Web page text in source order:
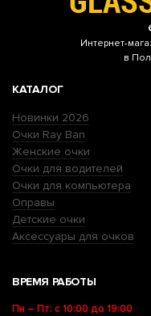
Интернет-
в
КАТАЛОГ
Новинки 2026
Очки Ray Ban
Женские очки
Очки для водителей
Очки для компьютера
Оправы
Детские очки
Аксессуары для очков
ВРЕМЯ РАБОТЫ
Пн – Пт: с 10:00 до 19:00